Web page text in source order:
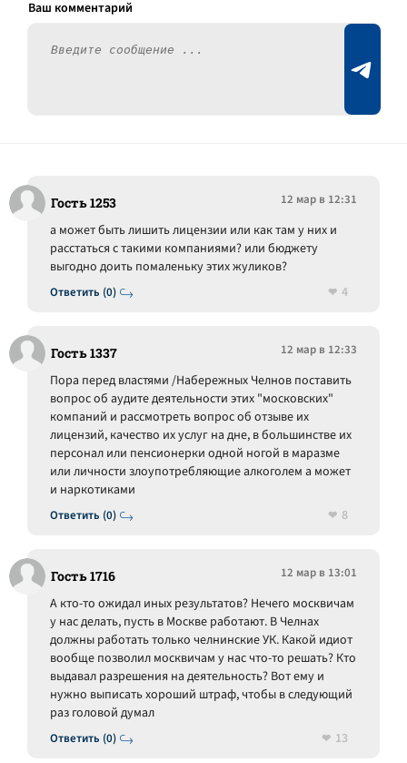
Гость 1253 12 мар в 12:31
Ответить (0)
а может быть лишить лицензии или как там у них и
расстаться с такими компаниями? или бюджету
выгодно доить помаленьку этих жуликов?
4
Гость 1337 12 мар в 12:33
Ответить (0)
Пора перед властями /Набережных Челнов поставить
вопрос об аудите деятельности этих "московских"
компаний и рассмотреть вопрос об отзыве их
лицензий, качество их услуг на дне, в большинстве их
персонал или пенсионерки одной ногой в маразме
или личности злоупотребляющие алкоголем а может
и наркотиками
8
Гость 1716 12 мар в 13:01
Ответить (0)
А кто-то ожидал иных результатов? Нечего москвичам
у нас делать, пусть в Москве работают. В Челнах
должны работать только челнинские УК. Какой идиот
вообще позволил москвичам у нас что-то решать? Кто
выдавал разрешения на деятельность? Вот ему и
нужно выписать хороший штраф, чтобы в следующий
раз головой думал
13